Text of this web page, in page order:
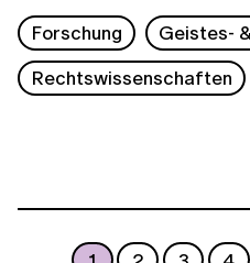
Forschung
Geistes-
Rechtswissenschaften